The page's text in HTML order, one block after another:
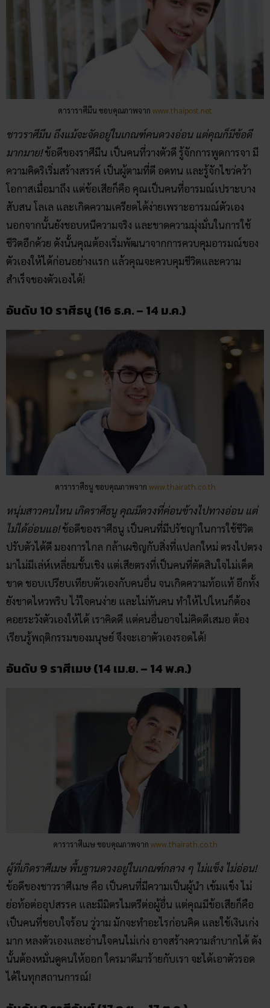
ดาราราศีมีน ขอบคุณภาพจาก www.thaipost.net
ชาวราศีมีน ถึงแม้จะจัดอยู่ในเกณฑ์คนดวงอ่อน แต่คุณก็มีข้อดี
มากมาย!ข้อดีของราศีมีน เป็นคนที่วางตัวดี รู้จักการพูดการจา มี
ความคิดริเริ่มสร้างสรรค์ เป็นผู้ตามที่ดี อดทน และรู้จักไขว่คว้า
โอกาสเมื่อมาถึง แต่ข้อเสียก็คือ คุณเป็นคนที่อารมณ์เปราะบาง
สับสน โลเล และเกิดความเครียดได้ง่ายเพราะอารมณ์ตัวเอง
นอกจากนั้นยังชอบหนีความจริง และขาดความมุ่งมั่นในการใช้
ชีวิตอีกด้วย ดังนั้นคุณต้องเริ่มพัฒนาจากการควบคุมอารมณ์ของ
ตัวเองให้ได้ก่อนอย่างแรก แล้วคุณจะควบคุมชีวิตและความ
สำเร็จของตัวเองได้!
อันดับ 10 ราศีธนู (16 ธ.ค. – 14 ม.ค.)
ดาราราศีธนู ขอบคุณภาพจาก www.thairath.co.th
หนุ่มสาวคนไหน เกิดราศีธนู คุณมีดวงที่ค่อนข้างไปทางอ่อน แต่
ไม่ได้อ่อนแอ!ข้อดีของราศีธนู เป็นคนที่มีปรัชญาในการใช้ชีวิต
ปรับตัวได้ดี มองการไกล กล้าเผชิญกับสิ่งที่แปลกใหม่ ตรงไปตรง
มาไม่มีเล่ห์เหลี่ยมชั้นเชิง แต่เสียตรงที่เป็นคนที่ตัดสินใจไม่เด็ด
ขาด ชอบเปรียบเทียบตัวเองกับคนอื่น จนเกิดความท้อแท้ อีกทั้ง
ยังขาดไหวพริบ ไว้ใจคนง่าย และไม่ทันคน ทำให้ไปไหนก็ต้อง
คอยระวังตัวเองให้ได้ เราคิดดี แต่คนอื่นอาจไม่คิดดีเสมอ ต้อง
เรียนรู้พฤติกรรมของมนุษย์ จึงจะเอาตัวเองรอดได้!
อันดับ 9 ราศีเมษ (14 เม.ย. – 14 พ.ค.)
ดาราราศีเมษ ขอบคุณภาพจาก www.thairath.co.th
ผู้ที่เกิดราศีเมษ พื้นฐานดวงอยู่ในเกณฑ์กลาง ๆ ไม่แข็ง ไม่อ่อน!
ข้อดีของชาวราศีเมษ คือ เป็นคนที่มีความเป็นผู้นำ เข้มแข็ง ไม่
ย่อท้อต่ออุปสรรค และมีมิตรไมตรีต่อผู้อื่น แต่คุณมีข้อเสียก็คือ
เป็นคนที่ชอบใจร้อน วู่วาม มักจะทำอะไรก่อนคิด และใช้เงินเก่ง
มาก หลงตัวเองและอ่านใจคนไม่เก่ง อาจสร้างความลำบากได้ ดัง
นั้นต้องหมั่นดูคนให้ออก ใครมาดีมาร้ายกับเรา จะได้เอาตัวรอด
ได้ในทุกสถานการณ์!